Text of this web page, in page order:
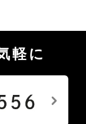
軽に